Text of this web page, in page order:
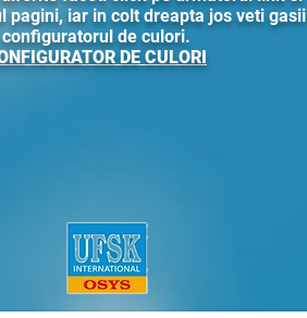
pagini, iar in colt dreapta jos veti gasii
configuratorul de culori.
DE CULORI